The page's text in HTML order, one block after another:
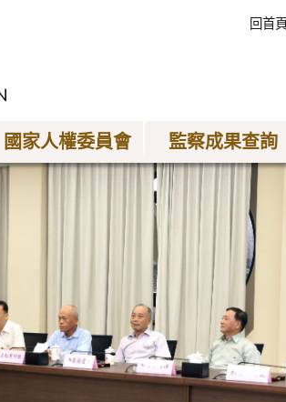
回首頁
國家人權委員會 監察成果查詢